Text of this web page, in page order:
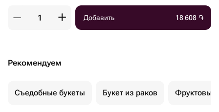
Добавить 18 608 ֏
Рекомендуем
Съедобные букеты Букет из раков Фруктовый